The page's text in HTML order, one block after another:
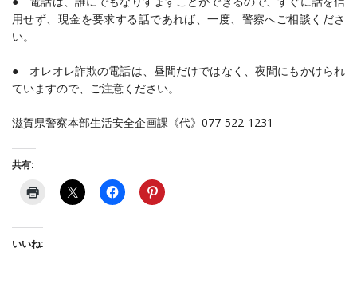
用せず、現金を要求する話であれば、一度、警察へご相談くださ
い。
● オレオレ詐欺の電話は、昼間だけではなく、夜間にもかけられ
ていますので、ご注意ください。
滋賀県警察本部生活安全企画課《代》077-522-1231
共有:
いいね: